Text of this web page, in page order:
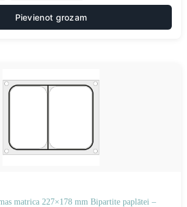
Pievienot grozam
matrica 227×178 mm Bipartite paplātei –